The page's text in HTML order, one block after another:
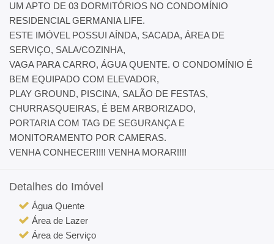
UM APTO DE 03 DORMITÓRIOS NO CONDOMÍNIO
RESIDENCIAL GERMANIA LIFE.
ESTE IMÓVEL POSSUI AÍNDA, SACADA, ÁREA DE
SERVIÇO, SALA/COZINHA,
VAGA PARA CARRO, ÁGUA QUENTE. O CONDOMÍNIO É
BEM EQUIPADO COM ELEVADOR,
PLAY GROUND, PISCINA, SALÃO DE FESTAS,
CHURRASQUEIRAS, É BEM ARBORIZADO,
PORTARIA COM TAG DE SEGURANÇA E
MONITORAMENTO POR CAMERAS.
VENHA CONHECER!!!! VENHA MORAR!!!!
Detalhes do Imóvel
Água Quente
Área de Lazer
Área de Serviço